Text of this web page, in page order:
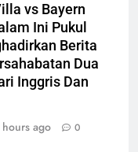
vs Bayern
Ini Pukul
Berita
Dua
Inggris Dan
ago 0